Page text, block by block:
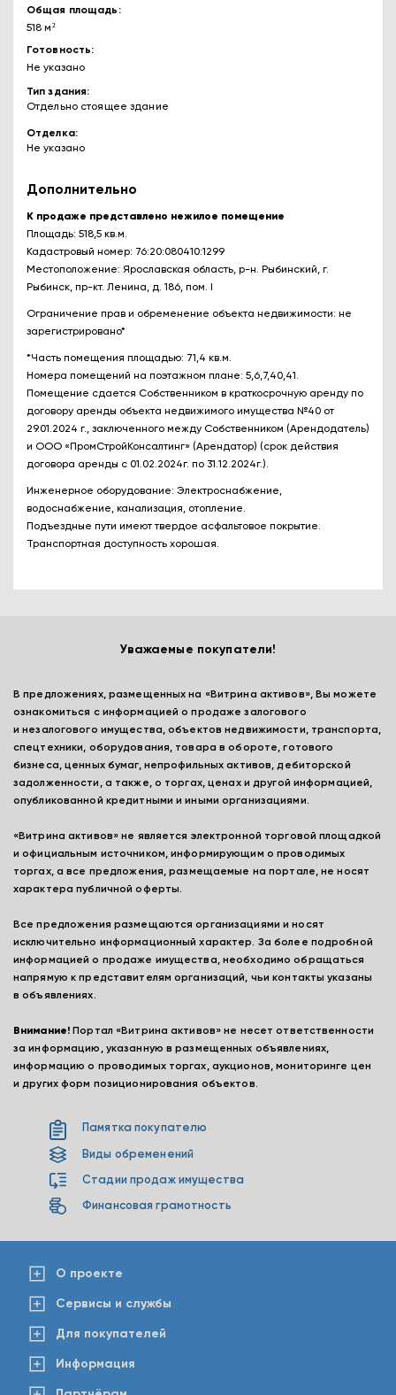
Общая площадь
518 м²
Готовность
Не указано
Тип здания
Отдельно стоящее здание
Отделка
Не указано
Дополнительно
К продаже представлено нежилое помещение
Площадь: 518,5 кв.м.
Кадастровый номер: 76:20:080410:1299
Местоположение: Ярославская область, р-н. Рыбинский, г.
Рыбинск, пр-кт. Ленина, д. 186, пом. I
Ограничение прав и обременение объекта недвижимости: не
зарегистрировано*
*Часть помещения площадью: 71,4 кв.м.
Номера помещений на поэтажном плане: 5,6,7,40,41.
Помещение сдается Собственником в краткосрочную аренду по
договору аренды объекта недвижимого имущества №40 от
29.01.2024 г., заключенного между Собственником (Арендодатель)
и ООО «ПромСтройКонсалтинг» (Арендатор) (срок действия
договора аренды с 01.02.2024г. по 31.12.2024г.).
Инженерное оборудование: Электроснабжение,
водоснабжение, канализация, отопление.
Подъездные пути имеют твердое асфальтовое покрытие.
Транспортная доступность хорошая.
Уважаемые покупатели!
В предложениях, размещенных на «Витрина активов», Вы можете
ознакомиться с информацией о продаже залогового
и незалогового имущества, объектов недвижимости, транспорта,
спецтехники, оборудования, товара в обороте, готового
бизнеса, ценных бумаг, непрофильных активов, дебиторской
задолженности, а также, о торгах, ценах и другой информацией,
опубликованной кредитными и иными организациями.
«Витрина активов» не является электронной торговой площадкой
и официальным источником, информирующим о проводимых
торгах, а все предложения, размещаемые на портале, не носят
характера публичной оферты.
Все предложения размещаются организациями и носят
исключительно информационный характер. За более подробной
информацией о продаже имущества, необходимо обращаться
напрямую к представителям организаций, чьи контакты указаны
в объявлениях.
Внимание! Портал «Витрина активов» не несет ответственности
за информацию, указанную в размещенных объявлениях,
информацию о проводимых торгах, аукционов, мониторинге цен
и других форм позиционирования объектов.
Памятка покупателю
Виды обременений
Стадии продаж имущества
Финансовая грамотность
О проекте
Сервисы и службы
Для покупателей
Информация